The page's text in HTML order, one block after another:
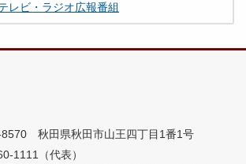
レビ・ラジオ広報番組
8570 秋田県秋田市山王四丁目1番1号
1111（代表）